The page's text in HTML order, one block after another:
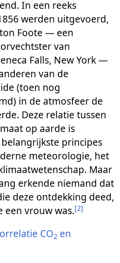
In een reeks
werden uitgevoerd,
Foote — een
van
Falls, New York —
van de
(toen nog
in de atmosfeer de
Deze relatie tussen
op aarde is
principes
meteorologie, het
Maar
erkende niemand dat
deze ontdekking deed,
een vrouw was.[2]
CO2 en